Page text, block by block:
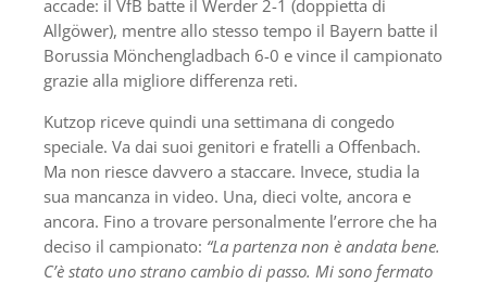
accade: il VfB batte il Werder 2-1 (doppietta di
Allgöwer), mentre allo stesso tempo il Bayern batte il
Borussia Mönchengladbach 6-0 e vince il campionato
grazie alla migliore differenza reti.
Kutzop riceve quindi una settimana di congedo
speciale. Va dai suoi genitori e fratelli a Offenbach.
Ma non riesce davvero a staccare. Invece, studia la
sua mancanza in video. Una, dieci volte, ancora e
ancora. Fino a trovare personalmente l’errore che ha
deciso il campionato: “La partenza non è andata bene.
C’è stato uno strano cambio di passo. Mi sono fermato